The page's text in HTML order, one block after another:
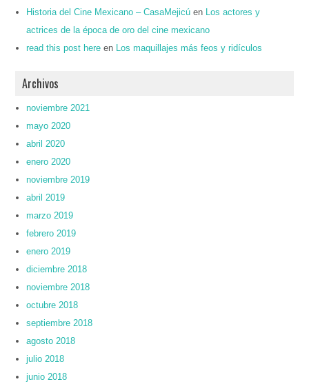
Historia del Cine Mexicano – CasaMejicú en
Los actores y
actrices de la época de oro del cine mexicano
read this post here en Los maquillajes más feos y ridículos
Archivos
noviembre 2021
mayo 2020
abril 2020
enero 2020
noviembre 2019
abril 2019
marzo 2019
febrero 2019
enero 2019
diciembre 2018
noviembre 2018
octubre 2018
septiembre 2018
agosto 2018
julio 2018
junio 2018